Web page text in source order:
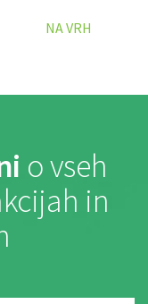
NA VRH
o vseh
in